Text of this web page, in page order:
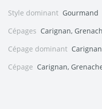
Style dominant Gourmand
Cépages Carignan,
Cépage dominant Carignan
Cépage Carignan,